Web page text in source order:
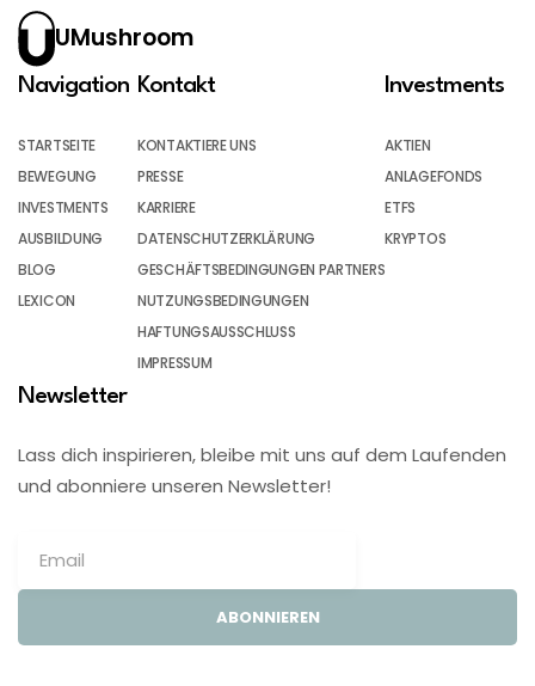
UMushroom
Navigation
STARTSEITE
BEWEGUNG
INVESTMENTS
AUSBILDUNG
BLOG
LEXICON
Kontakt
KONTAKTIERE UNS
PRESSE
KARRIERE
DATENSCHUTZERKLÄRUNG
GESCHÄFTSBEDINGUNGEN PARTNERS
NUTZUNGSBEDINGUNGEN
HAFTUNGSAUSSCHLUSS
IMPRESSUM
Investments
AKTIEN
ANLAGEFONDS
ETFS
KRYPTOS
Newsletter
Lass dich inspirieren, bleibe mit uns auf dem Laufenden
und abonniere unseren Newsletter!
ABONNIEREN